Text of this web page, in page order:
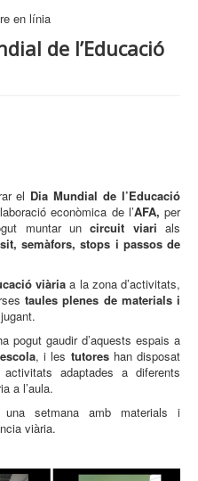
en línia
de l’Educació
el Dia Mundial de l’Educació
econòmica de l’AFA,per
muntar uncircuit viari als
semàfors, stops i passos de
viària a la zona d’activitats,
taules plenes de materials i
pogut gaudir d’aquests espais a
, i les tutoreshan disposat
adaptades a diferents
a l’aula.
una setmana amb materials i
viària.